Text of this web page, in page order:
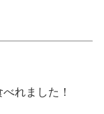
れました！